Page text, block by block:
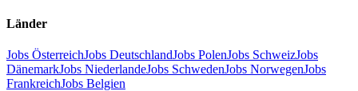
Länder
Jobs ÖsterreichJobs DeutschlandJobs PolenJobs SchweizJobs
DänemarkJobs NiederlandeJobs SchwedenJobs NorwegenJobs
FrankreichJobs Belgien